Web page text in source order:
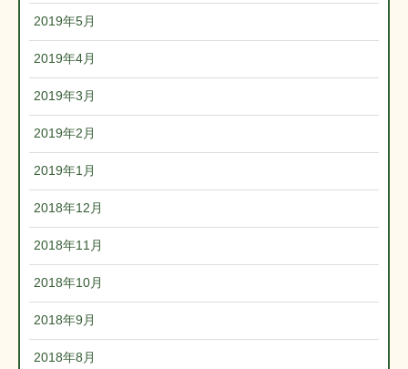
2019年5月
2019年4月
2019年3月
2019年2月
2019年1月
2018年12月
2018年11月
2018年10月
2018年9月
2018年8月